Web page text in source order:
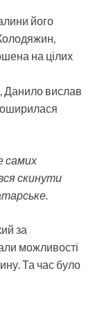
його
на цілих
Данило вислав
самих
скинути
за
можливості
Та час було